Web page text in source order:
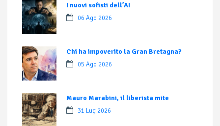
I nuovi sofisti dell’AI
06 Ago 2026
Chi ha impoverito la Gran Bretagna?
05 Ago 2026
Mauro Marabini, il liberista mite
31 Lug 2026